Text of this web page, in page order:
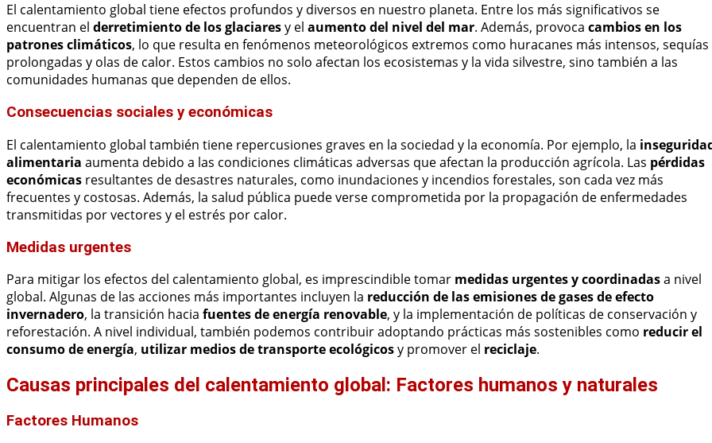
El calentamiento global tiene efectos profundos y diversos en nuestro planeta. Entre los más significativos se
encuentran el derretimiento de los glaciaresy el aumento del nivel del mar. Además, provoca cambios en los
patrones climáticos, lo que resulta en fenómenos meteorológicos extremos como huracanes más intensos, sequías
prolongadas y olas de calor. Estos cambios no solo afectan los ecosistemas y la vida silvestre, sino también a las
comunidades humanas que dependen de ellos.
Consecuencias sociales y económicas
El calentamiento global también tiene repercusiones graves en la sociedad y la economía. Por ejemplo, la
alimentaria aumenta debido a las condiciones climáticas adversas que afectan la producción agrícola. Las pérdidas
económicas resultantes de desastres naturales, como inundaciones y incendios forestales, son cada vez más
frecuentes y costosas. Además, la salud pública puede verse comprometida por la propagación de enfermedades
transmitidas por vectores y el estrés por calor.
Medidas urgentes
Para mitigar los efectos del calentamiento global, es imprescindible tomar medidas urgentes y coordinadasa nivel
global. Algunas de las acciones más importantes incluyen la reducción de las emisiones de gases de efecto
invernadero, la transición hacia fuentes de energía renovable, y la implementación de políticas de conservación y
reforestación. A nivel individual, también podemos contribuir adoptando prácticas más sostenibles como reducir el
consumo de energía, utilizar medios de transporte ecológicosy promover el reciclaje.
Causas principales del calentamiento global: Factores humanos y naturales
Factores Humanos